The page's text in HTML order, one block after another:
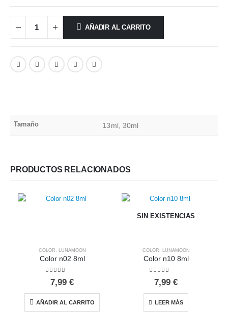
AÑADIR AL CARRITO
Tamaño 13ml, 30ml
PRODUCTOS RELACIONADOS
COLOR LUNAMOON
Color n02 8ml
out of 5
7,99 €
AÑADIR AL CARRITO
SIN EXISTENCIAS
COLOR LUNAMOON
Color n10 8ml
out of 5
7,99 €
LEER MÁS